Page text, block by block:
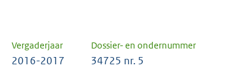
Vergaderjaar Dossier- en ondernummer
2016-2017 34725 nr. 5